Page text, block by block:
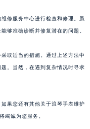
修服务中心进行检查和修理。虽
够准确诊断并修复潜在的问题。
取适当的措施。通过上述方法中
。当然，在遇到复杂情况时寻求
果您还有其他关于浪琴手表维护
竭诚为您服务。